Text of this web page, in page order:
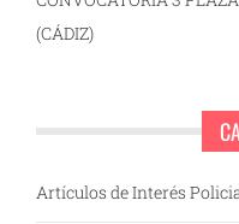
(CÁDIZ)
Artículos de Interés